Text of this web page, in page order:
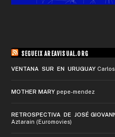
SEGUEIX AREAVISUAL.ORG
VENTANA SUR EN URUGUAY
MOTHER MARY pepe-mendez
RETROSPECTIVA DE JOSÉ
Aztarain (Euromovies)